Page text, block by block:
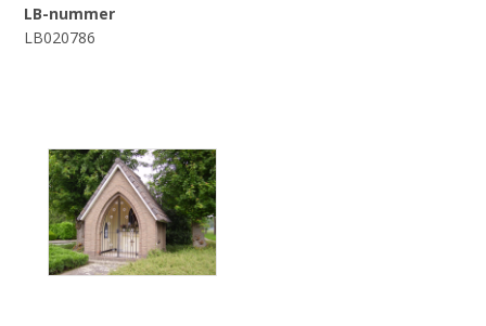
LB-nummer
LB020786